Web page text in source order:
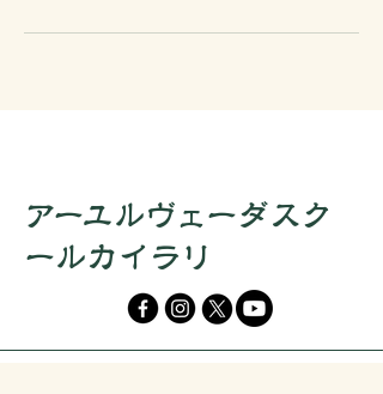
アーユルヴェーダスク
ールカイラリ